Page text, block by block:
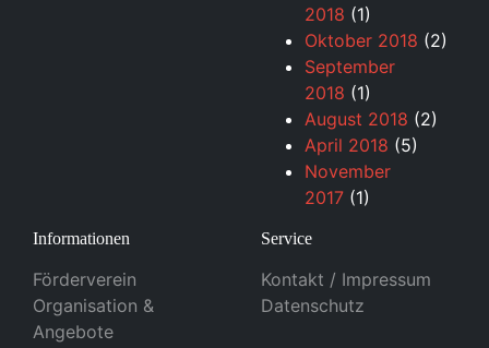
2018 (1)
Oktober 2018 (2)
September
2018 (1)
August 2018 (2)
April 2018 (5)
November
2017 (1)
Informationen
Förderverein
Organisation &
Angebote
Service
Kontakt / Impressum
Datenschutz